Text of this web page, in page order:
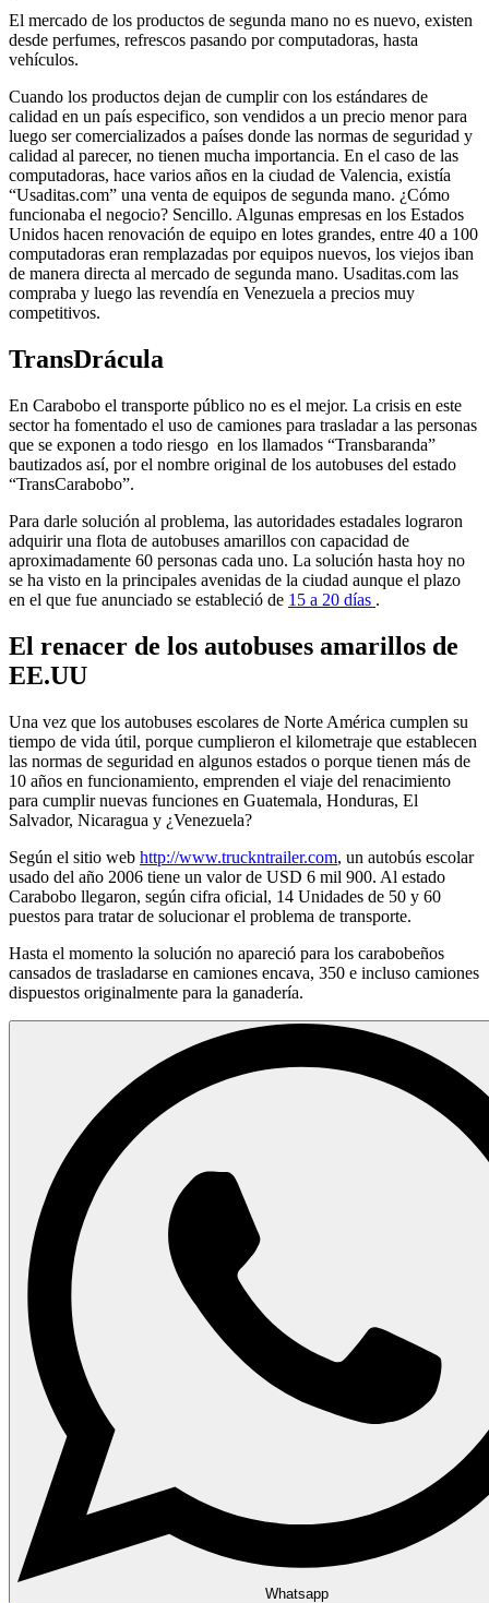
El mercado de los productos de segunda mano no es nuevo, existen
desde perfumes, refrescos pasando por computadoras, hasta
vehículos.
Cuando los productos dejan de cumplir con los estándares de
calidad en un país especifico, son vendidos a un precio menor para
luego ser comercializados a países donde las normas de seguridad y
calidad al parecer, no tienen mucha importancia. En el caso de las
computadoras, hace varios años en la ciudad de Valencia, existía
“Usaditas.com” una venta de equipos de segunda mano. ¿Cómo
funcionaba el negocio? Sencillo. Algunas empresas en los Estados
Unidos hacen renovación de equipo en lotes grandes, entre 40 a 100
computadoras eran remplazadas por equipos nuevos, los viejos iban
de manera directa al mercado de segunda mano. Usaditas.com las
compraba y luego las revendía en Venezuela a precios muy
competitivos.
TransDrácula
En Carabobo el transporte público no es el mejor. La crisis en este
sector ha fomentado el uso de camiones para trasladar a las personas
que se exponen a todo riesgo en los llamados “Transbaranda”
bautizados así, por el nombre original de los autobuses del estado
“TransCarabobo”.
Para darle solución al problema, las autoridades estadales lograron
adquirir una flota de autobuses amarillos con capacidad de
aproximadamente 60 personas cada uno. La solución hasta hoy no
se ha visto en la principales avenidas de la ciudad aunque el plazo
en el que fue anunciado se estableció de 15 a 20 días .
El renacer de los autobuses amarillos de
EE.UU
Una vez que los autobuses escolares de Norte América cumplen su
tiempo de vida útil, porque cumplieron el kilometraje que establecen
las normas de seguridad en algunos estados o porque tienen más de
10 años en funcionamiento, emprenden el viaje del renacimiento
para cumplir nuevas funciones en Guatemala, Honduras, El
Salvador, Nicaragua y ¿Venezuela?
Según el sitio web http://www.truckntrailer.com, un autobús escolar
usado del año 2006 tiene un valor de USD 6 mil 900. Al estado
Carabobo llegaron, según cifra oficial, 14 Unidades de 50 y 60
puestos para tratar de solucionar el problema de transporte.
Hasta el momento la solución no apareció para los carabobeños
cansados de trasladarse en camiones encava, 350 e incluso camiones
dispuestos originalmente para la ganadería.
Whatsapp